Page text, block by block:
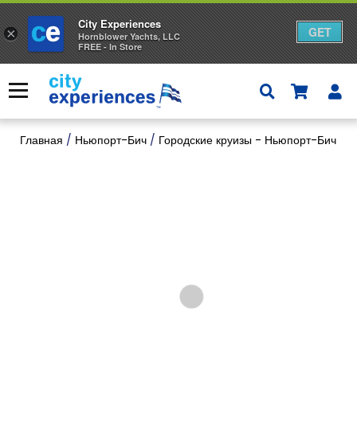
to
content
Меню
Главная / Ньюпорт-Бич / Городские круизы - Ньюпорт-Бич
×
City Experiences
Hornblower Yachts, LLC
FREE - In Store
GET